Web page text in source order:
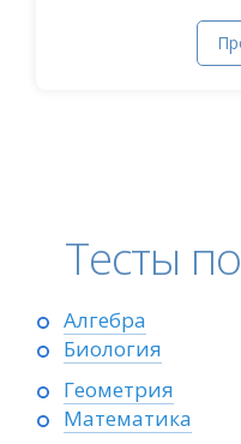
Тесты
Алгебра
Биология
Геометрия
Математика